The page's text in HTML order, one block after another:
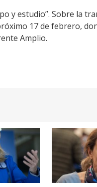
y estudio”. Sobre la
17 de febrero,
Amplio.